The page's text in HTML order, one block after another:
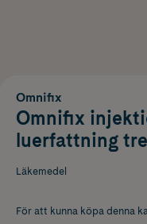
Omnifix
Omnifix
luerfattning
Läkemedel
För att kunna köpa denna